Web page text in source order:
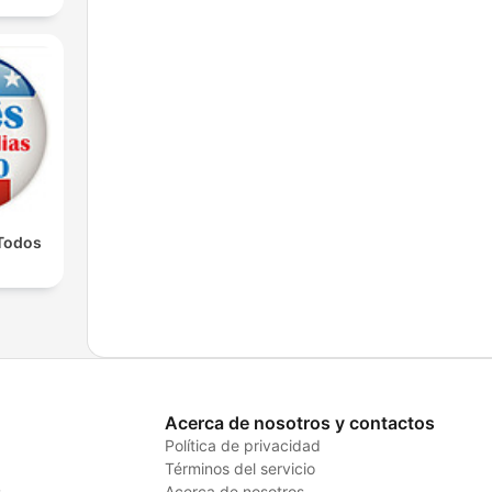
Acerca de nosotros y contactos
Política de privacidad
Términos del servicio